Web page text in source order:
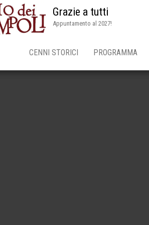
Grazie a tutti
Appuntamento al 2027!
CENNI STORICI PROGRAMMA